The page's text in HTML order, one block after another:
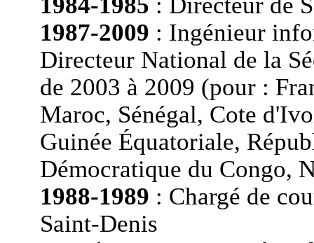
1987-2009 : Ingénieur
Directeur National de la
de 2003 à 2009 (pour :
Maroc, Sénégal, Cote
Guinée Équatoriale,
Démocratique du Congo,
1988-1989 : Chargé de
Saint-Denis